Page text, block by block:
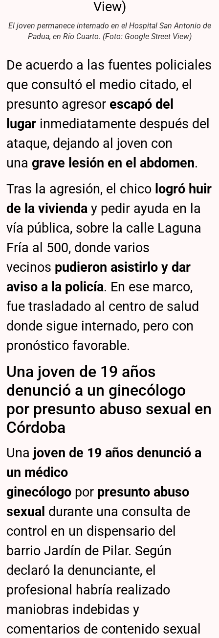
El joven permanece internado en el Hospital San Antonio de
Padua, en Río Cuarto. (Foto: Google Street View)
De acuerdo a las fuentes policiales
que consultó el medio citado, el
presunto agresor escapó del
lugar inmediatamente después del
ataque, dejando al joven con
una grave lesión en el abdomen.
Tras la agresión, el chico logró huir
de la vivienda y pedir ayuda en la
vía pública, sobre la calle Laguna
Fría al 500, donde varios
vecinos pudieron asistirlo y dar
aviso a la policía. En ese marco,
fue trasladado al centro de salud
donde sigue internado, pero con
pronóstico favorable.
Una joven de 19 años
denunció a un ginecólogo
por presunto abuso sexual en
Córdoba
Una joven de 19 años denunció a
un médico
ginecólogo por presunto abuso
sexual durante una consulta de
control en un dispensario del
barrio Jardín de Pilar. Según
declaró la denunciante, el
profesional habría realizado
maniobras indebidas y
comentarios de contenido sexual